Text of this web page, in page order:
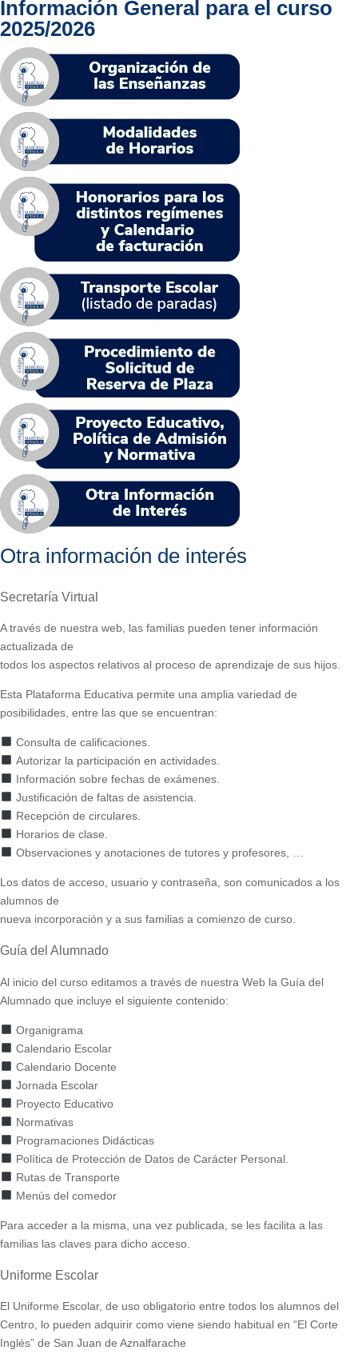
Información General para el curso
2025/2026
Otra información de interés
Secretaría Virtual
A través de nuestra web, las familias pueden tener información
actualizada de
todos los aspectos relativos al proceso de aprendizaje de sus hijos.
Esta Plataforma Educativa permite una amplia variedad de
posibilidades, entre las que se encuentran:
Consulta de calificaciones.
Autorizar la participación en actividades.
Información sobre fechas de exámenes.
Justificación de faltas de asistencia.
Recepción de circulares.
Horarios de clase.
Observaciones y anotaciones de tutores y profesores, …
Los datos de acceso, usuario y contraseña, son comunicados a los
alumnos de
nueva incorporación y a sus familias a comienzo de curso.
Guía del Alumnado
Al inicio del curso editamos a través de nuestra Web la Guía del
Alumnado que incluye el siguiente contenido:
Organigrama
Calendario Escolar
Calendario Docente
Jornada Escolar
Proyecto Educativo
Normativas
Programaciones Didácticas
Política de Protección de Datos de Carácter Personal.
Rutas de Transporte
Menús del comedor
Para acceder a la misma, una vez publicada, se les facilita a las
familias las claves para dicho acceso.
Uniforme Escolar
El Uniforme Escolar, de uso obligatorio entre todos los alumnos del
Centro, lo pueden adquirir como viene siendo habitual en “El Corte
Inglés” de San Juan de Aznalfarache